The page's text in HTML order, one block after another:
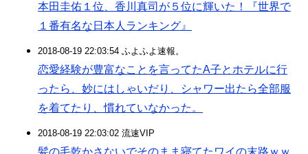
本田圭佑１位、香川真司が５位に輝いた！『世界で
１番有名な日本人ランキング』
2018-08-19 22:03:54 ふよふよ速報。
恋愛経験が豊富なことを言ってたA子とホテルに行
ったら、妙にはしゃいだり、シャワー出たら全部服
を着てたり、慣れていなかった。
2018-08-19 22:03:02 流速VIP
髪の毛乾かさないでそのまま寝てたワイの末路ｗｗ